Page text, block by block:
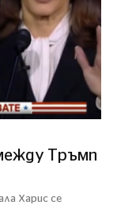
Тръмп
Харис се